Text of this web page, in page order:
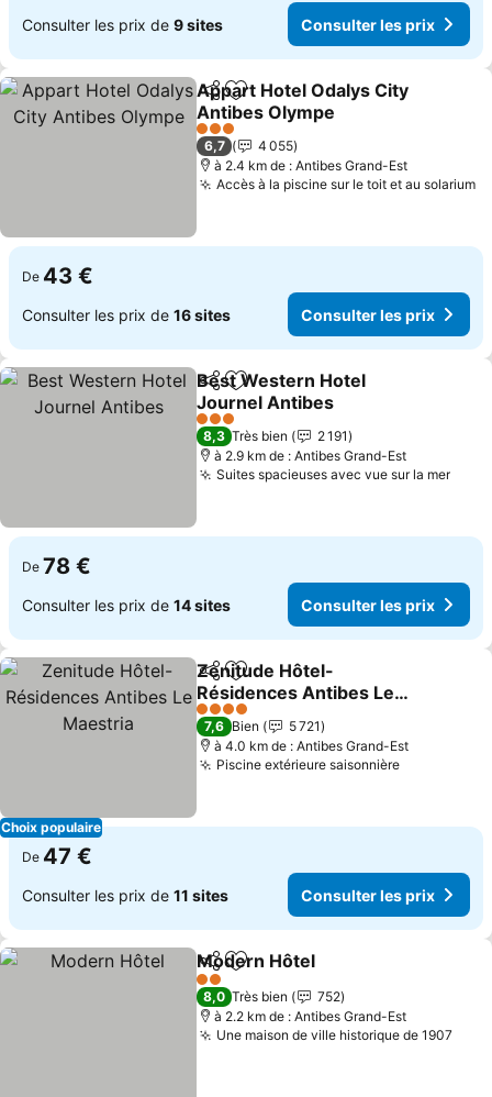
Consulter les prix de 9 sites Consulter les prix
PartagerAjouter à mes favoris
Appart Hotel Odalys City
Antibes Olympe
Consulter les prix
3 Étoiles
6,7
4 055
à 2.4 km de : Antibes Grand-Est
Accès à la piscine sur le toit et au solarium
De 43 €
Consulter les prix de 16 sites Consulter les prix
PartagerAjouter à mes favoris
Best Western Hotel
Journel Antibes
Consulter les prix
3 Étoiles
8,3 Très bien
2 191
à 2.9 km de : Antibes Grand-Est
Suites spacieuses avec vue sur la mer
De 78 €
Consulter les prix de 14 sites Consulter les prix
Choix populaire
PartagerAjouter à mes favoris
Zenitude Hôtel-
Résidences Antibes Le
Maestria
Consulter les prix
4 Étoiles
7,6 Bien
5 721
à 4.0 km de : Antibes Grand-Est
Piscine extérieure saisonnièreConsulter
De 47 €
Consulter les prix de 11 sites Consulter les prix
PartagerAjouter à mes favoris
Modern Hôtel
2 Étoiles
8,0 Très bien
752
à 2.2 km de : Antibes Grand-Est
Une maison de ville historique de 1907